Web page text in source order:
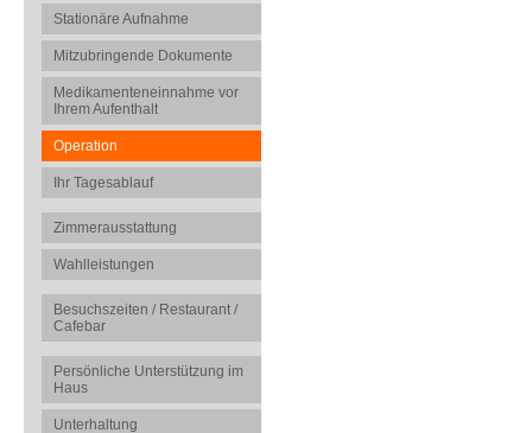
Stationäre Aufnahme
Mitzubringende Dokumente
Medikamenteneinnahme vor
Ihrem Aufenthalt
Operation
Ihr Tagesablauf
Zimmerausstattung
Wahlleistungen
Besuchszeiten / Restaurant /
Cafebar
Persönliche Unterstützung im
Haus
Unterhaltung